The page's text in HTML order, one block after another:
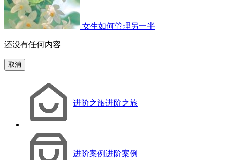
女生如何管理另一半
还没有任何内容
取消
进阶之旅进阶之旅
进阶案例进阶案例